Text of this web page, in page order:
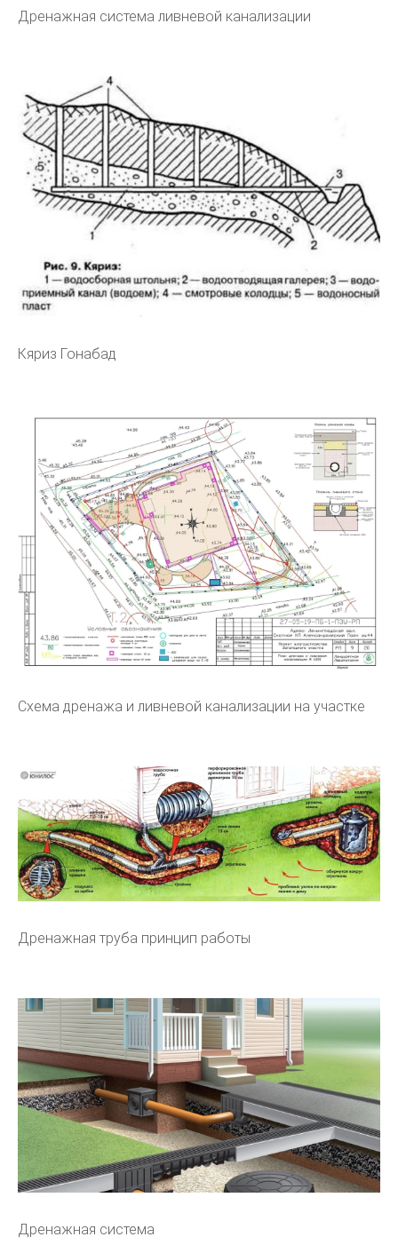
Дренажная система ливневой канализации
Кяриз Гонабад
Схема дренажа и ливневой канализации на участке
Дренажная труба принцип работы
Дренажная система